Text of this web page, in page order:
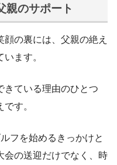
親のサポート
の裏には、父親の絶え
ます。
きている理由のひとつ
す。
フを始めるきっかけと
会の送迎だけでなく、時